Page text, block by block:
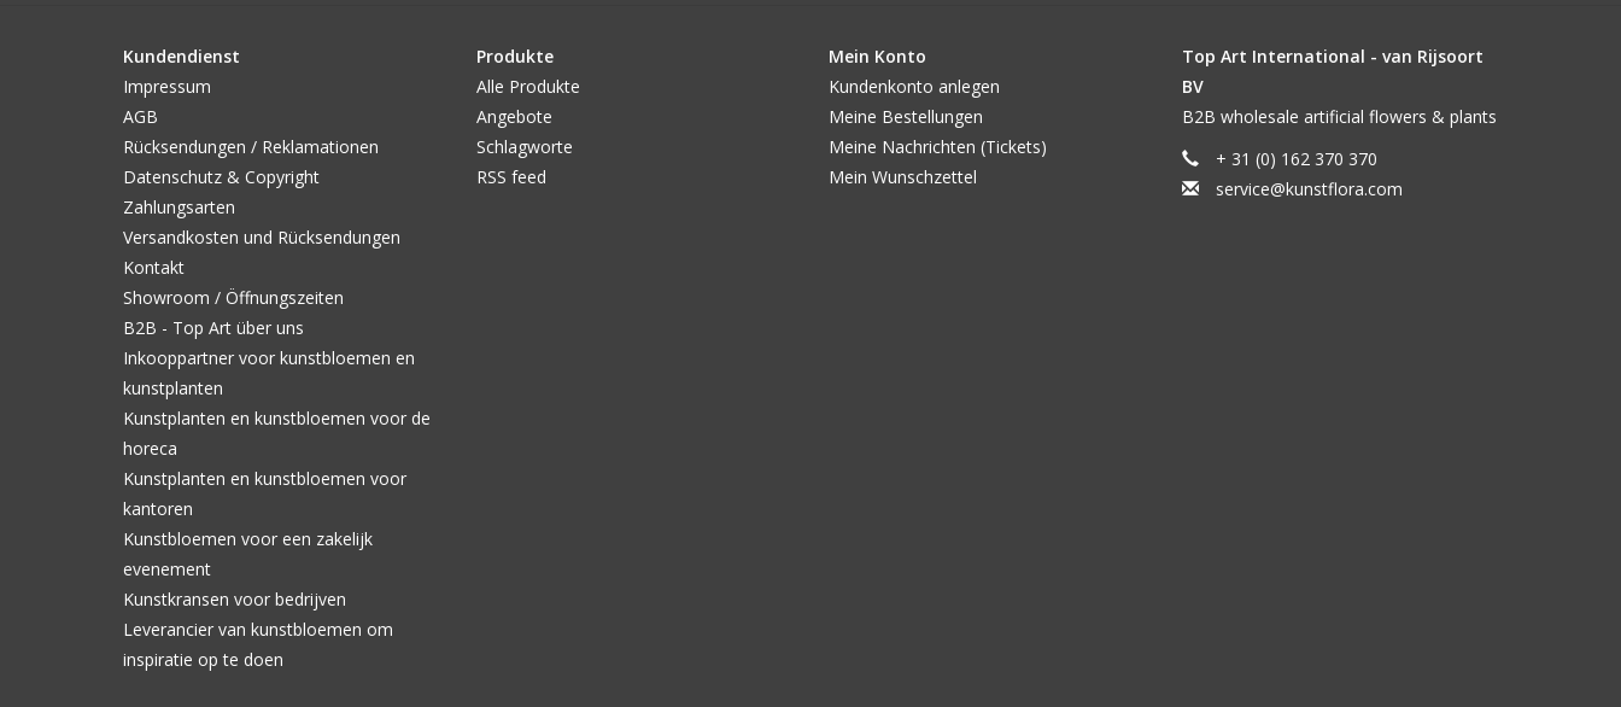
Kundendienst
Impressum
AGB
Rücksendungen / Reklamationen
Datenschutz & Copyright
Zahlungsarten
Versandkosten und Rücksendungen
Kontakt
Showroom / Öffnungszeiten
B2B - Top Art über uns
Inkooppartner voor kunstbloemen en
kunstplanten
Kunstplanten en kunstbloemen voor de
horeca
Kunstplanten en kunstbloemen voor
kantoren
Kunstbloemen voor een zakelijk
evenement
Kunstkransen voor bedrijven
Leverancier van kunstbloemen om
inspiratie op te doen
Produkte
Alle Produkte
Angebote
Schlagworte
RSS feed
Mein Konto
Kundenkonto anlegen
Meine Bestellungen
Meine Nachrichten (Tickets)
Mein Wunschzettel
Top Art International - van Rijsoort
BV
B2B wholesale artificial flowers & plants
+ 31 (0) 162 370 370
service@kunstflora.com